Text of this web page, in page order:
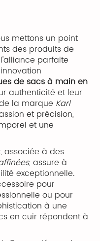
mettons un point
des produits de
parfaite
de sacs à main en
authenticité et leur
la marque Karl
et précision,
et une
associée à des
, assure à
exceptionnelle.
pour
ou pour
à une
en cuir répondent à